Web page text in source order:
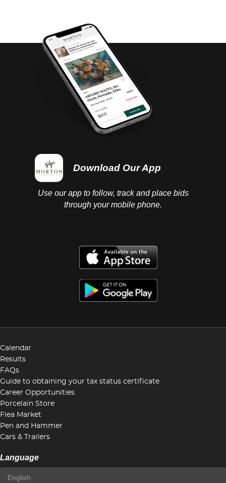
Download Our App
Use our app to follow, track and place bids
through your mobile phone.
Calendar
Results
FAQs
Guide to obtaining your tax status certificate
Career Opportunities
Porcelain Store
Flea Market
Pen and Hammer
Cars & Trailers
Language